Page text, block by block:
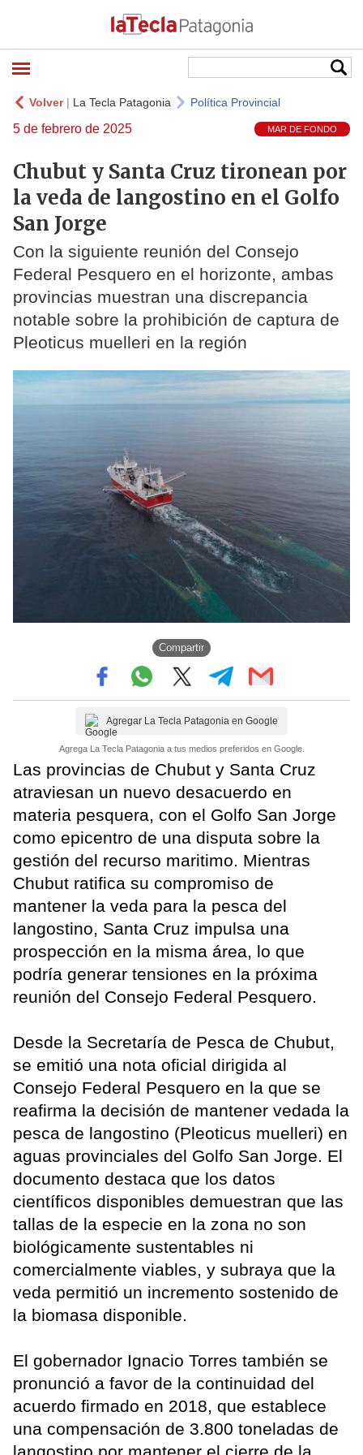
Volver| La Tecla Patagonia Política Provincial
5 de febrero de 2025 MAR DE FONDO
Chubut y Santa Cruz tironean por
la veda de langostino en el Golfo
San Jorge
Con la siguiente reunión del Consejo
Federal Pesquero en el horizonte, ambas
provincias muestran una discrepancia
notable sobre la prohibición de captura de
Pleoticus muelleri en la región
Compartir
Agregar La Tecla Patagonia en Google
Agrega La Tecla Patagonia a tus medios preferidos en Google.
Las provincias de Chubut y Santa Cruz
atraviesan un nuevo desacuerdo en
materia pesquera, con el Golfo San Jorge
como epicentro de una disputa sobre la
gestión del recurso maritimo. Mientras
Chubut ratifica su compromiso de
mantener la veda para la pesca del
langostino, Santa Cruz impulsa una
prospección en la misma área, lo que
podría generar tensiones en la próxima
reunión del Consejo Federal Pesquero.
Desde la Secretaría de Pesca de Chubut,
se emitió una nota oficial dirigida al
Consejo Federal Pesquero en la que se
reafirma la decisión de mantener vedada la
pesca de langostino (Pleoticus muelleri) en
aguas provinciales del Golfo San Jorge. El
documento destaca que los datos
científicos disponibles demuestran que las
tallas de la especie en la zona no son
biológicamente sustentables ni
comercialmente viables, y subraya que la
veda permitió un incremento sostenido de
la biomasa disponible.
El gobernador Ignacio Torres también se
pronunció a favor de la continuidad del
acuerdo firmado en 2018, que establece
una compensación de 3.800 toneladas de
langostino por mantener el cierre de la